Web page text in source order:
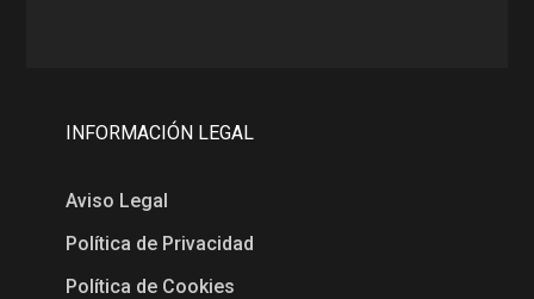
INFORMACIÓN LEGAL
Aviso Legal
Política de Privacidad
Política de Cookies